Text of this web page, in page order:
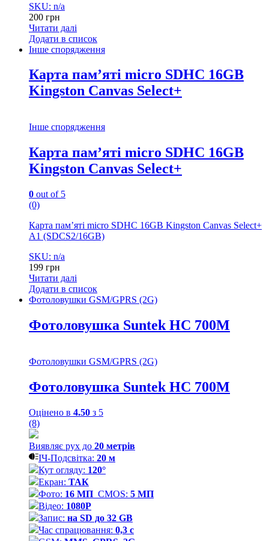
SKU: n/a
200 грн
Читати далі
Додати в список
Інше спорядження
Карта пам’яті micro SDHC 16GB
Kingston Canvas Select+
Інше спорядження
Карта пам’яті micro SDHC 16GB
Kingston Canvas Select+
0 out of 5
(0)
Карта пам’яті micro SDHC 16GB Kingston Canvas Select+
A1 (SDCS2/16GB)
SKU: n/a
199 грн
Читати далі
Додати в список
Фотоловушки GSM/GPRS (2G)
Фотоловушка Suntek HC 700M
Фотоловушки GSM/GPRS (2G)
Фотоловушка Suntek HC 700M
Оцінено в 4.50 з 5
(8)
Виявляє рух до 20 метрів
ІЧ-Подсвітка: 20 м
Кут огляду: 120°
Екран: ТАК
Фото: 16 МП CMOS: 5 МП
Відео: 1080P
Запис: на SD до 32 GB
Час спрацювання: 0,3 с